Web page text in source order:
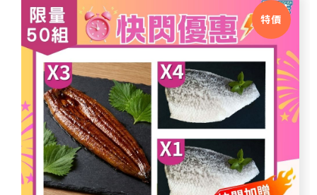
特價